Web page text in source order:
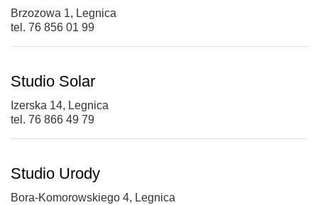
Brzozowa 1, Legnica
tel. 76 856 01 99
Studio Solar
Izerska 14, Legnica
tel. 76 866 49 79
Studio Urody
Bora-Komorowskiego 4, Legnica